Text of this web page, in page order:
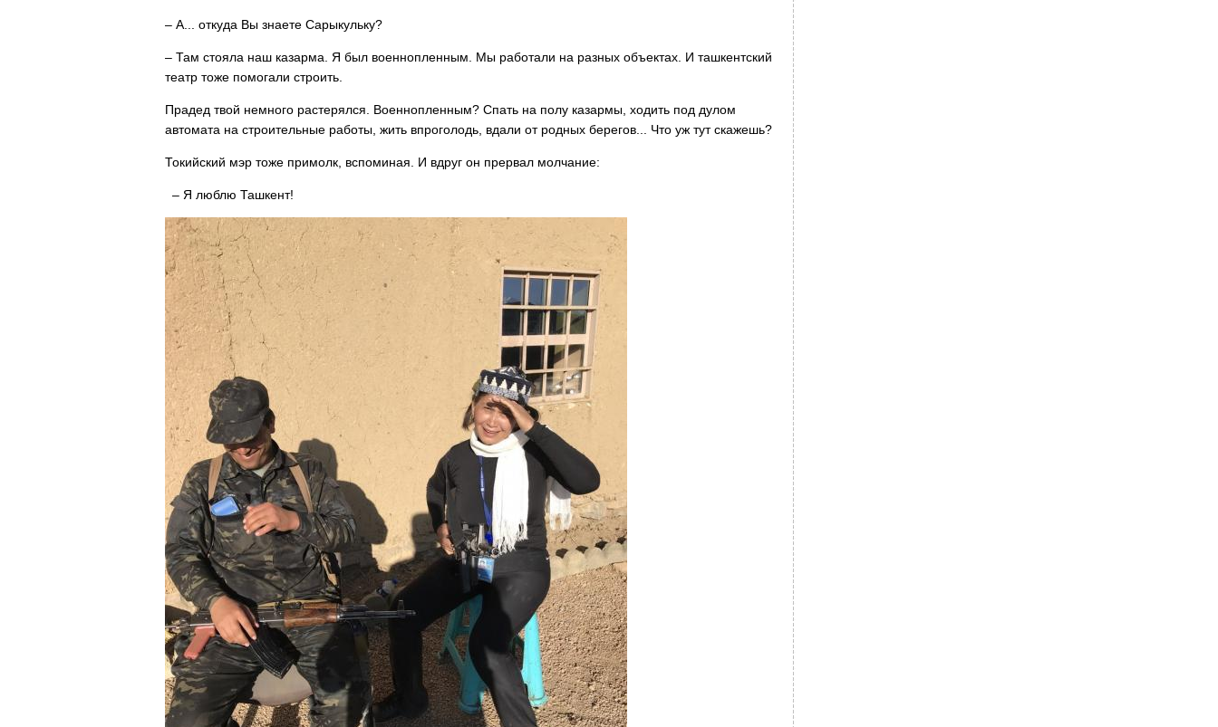
– А... откуда Вы знаете Сарыкульку?
– Там стояла наш казарма. Я был военнопленным. Мы работали на разных объектах. И ташкентский
театр тоже помогали строить.
Прадед твой немного растерялся. Военнопленным? Спать на полу казармы, ходить под дулом
автомата на строительные работы, жить впроголодь, вдали от родных берегов... Что уж тут скажешь?
Токийский мэр тоже примолк, вспоминая. И вдруг он прервал молчание:
– Я люблю Ташкент!